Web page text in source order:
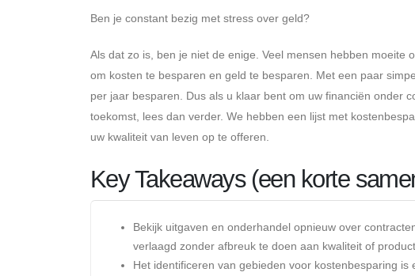
Ben je constant bezig met stress over geld?
Als dat zo is, ben je niet de enige. Veel mensen hebben
om kosten te besparen en geld te besparen. Met een paar
per jaar besparen. Dus als u klaar bent om uw financiën onder
toekomst, lees dan verder. We hebben een lijst met
uw kwaliteit van leven op te offeren.
Key Takeaways (een korte
Bekijk uitgaven en onderhandel opnieuw over
verlaagd zonder afbreuk te doen aan kwaliteit of
Het identificeren van gebieden voor kostenbesparing